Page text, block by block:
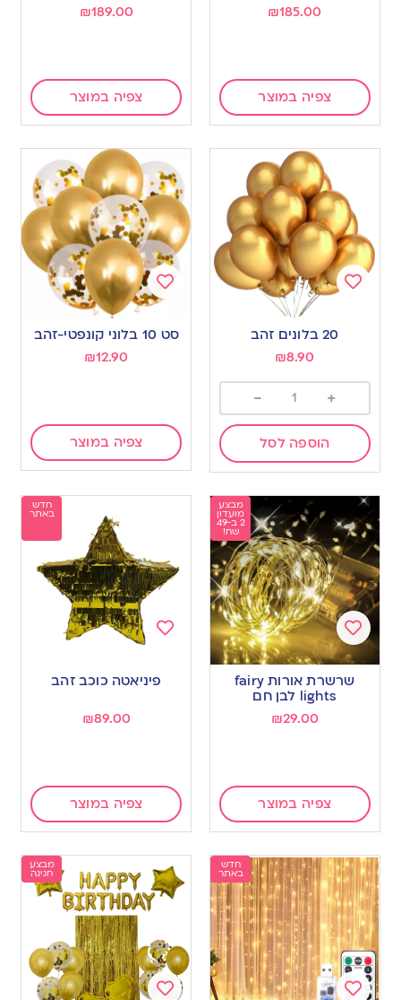
₪185.00
צפיה במוצר
₪189.00
צפיה במוצר
wishlist
20 בלונים זהב
₪8.90
+
-
הוספה לסל
Add
to
wishlist
סט 10 בלוני קונפטי-זהב
₪12.90
צפיה במוצר
מבצע
מועדון
2 ב-49
שח!
Add
wishlist
שרשרת אורות fairy
lights לבן חם
₪29.00
צפיה במוצר
חדש
באתר
פיניאטה כוכב זהב
₪89.00
צפיה במוצר
חדש
באתר
מבצע
חגיגה